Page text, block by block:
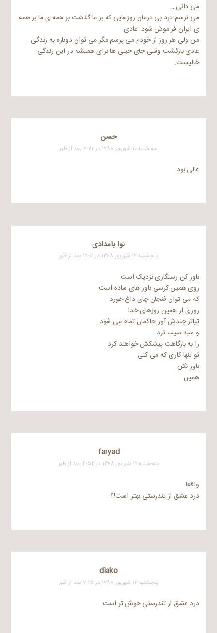
می دانی…
می ترسم درد بی درمان روزهایی که بر ما گذشت بر همه ی ما بر همه
ی ایران فراموش شود .عادی.
من ولی هر روز از خودم می پرسم مگر می توان دوباره به زندگی
عادی بازگشت وقتی جای خیلی ها برای همیشه در این زندگی
خالیست.
حسن
سه شنبه ۱۰ شهریور ۱۳۸۸ در ۷:۲۲ بعد از ظهر
عالی بود
نوا بامدادی
پنجشنبه ۱۲ شهریور ۱۳۸۸ در ۱۲:۰۱ بعد از ظهر
باور کن رستگاری نزدیک است
روی همین کرسی باور های ساده است
که می توان فنجان چای داغ خورد
روزی از همین روزهای خدا
تیاتر چندش آور حاکمان تمام می شود
و سبد سیب ترد
را به بارگاهت پیشکش خواهند کرد
تو تنها کاری که می کنی
باور نکن
همین
faryad
پنجشنبه ۱۲ شهریور ۱۳۸۸ در ۴:۵۴ بعد از ظهر
واقعا
درد عشق از تندرستی بهتر است!؟
diako
پنجشنبه ۱۲ شهریور ۱۳۸۸ در ۷:۲۵ بعد از ظهر
درد عشق از تندرستی خوش تر است